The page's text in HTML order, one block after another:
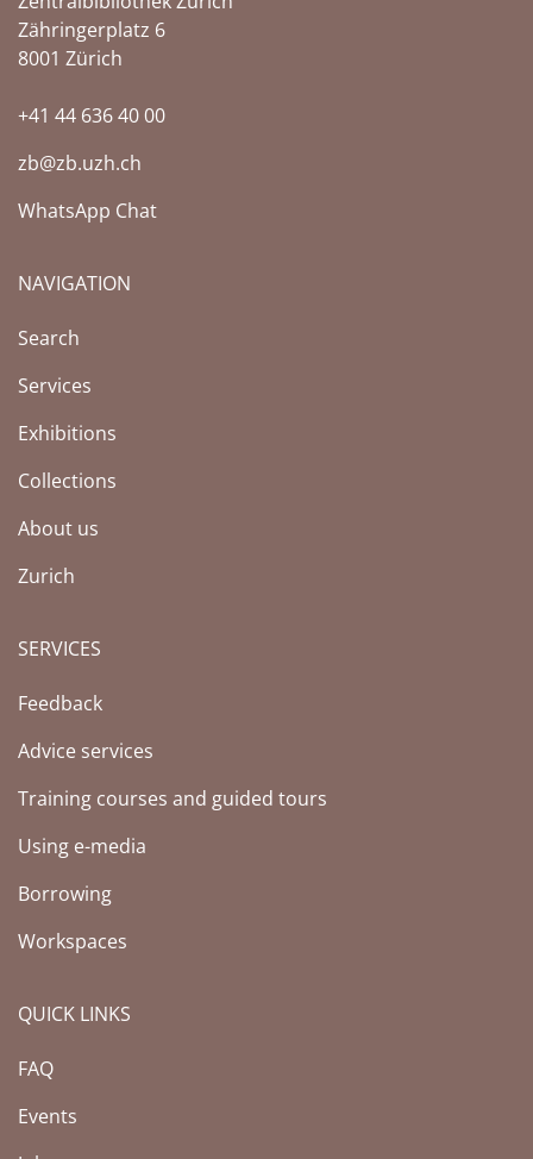
Zähringerplatz 6
8001 Zürich
+41 44 636 40 00
zb@zb.uzh.ch
WhatsApp Chat
NAVIGATION
Search
Services
Exhibitions
Collections
About us
Zurich
SERVICES
Feedback
Advice services
Training courses and guided tours
Using e-media
Borrowing
Workspaces
QUICK LINKS
FAQ
Events